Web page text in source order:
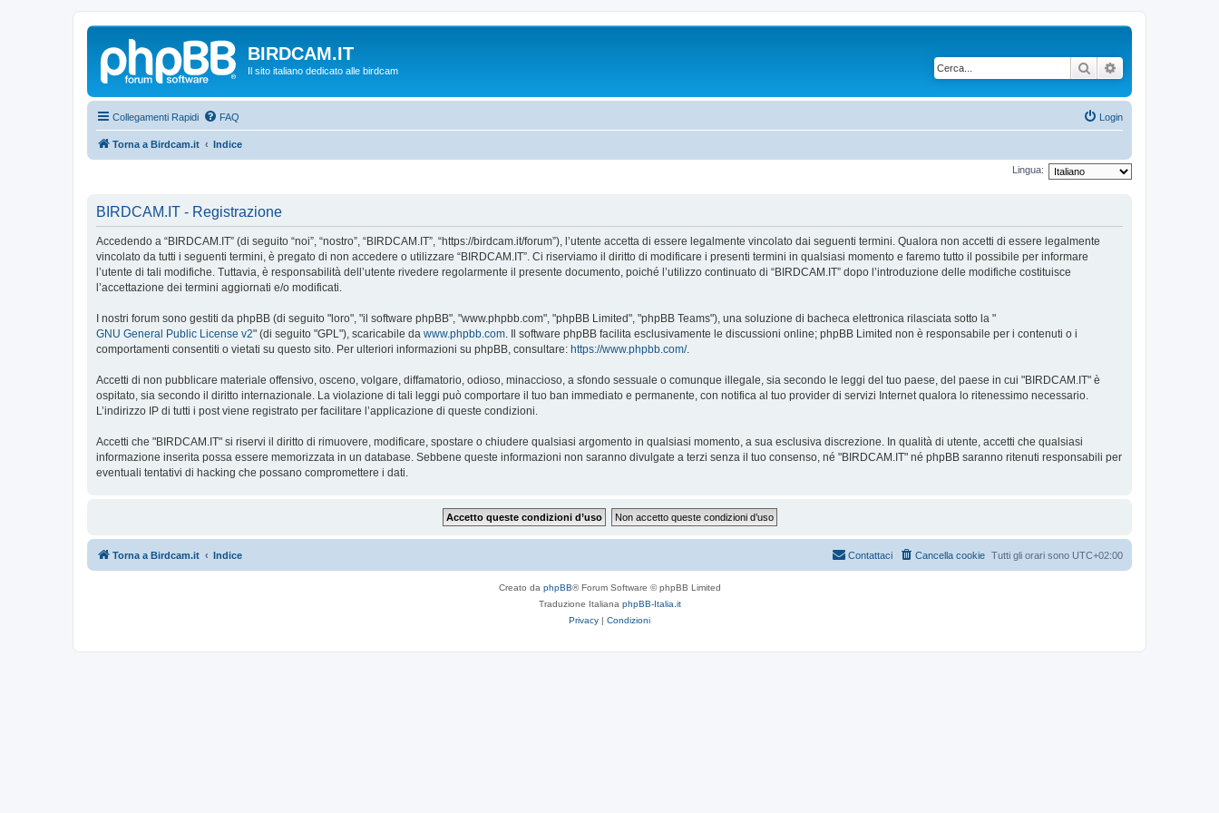
BIRDCAM.IT
Il sito italiano dedicato alle birdcam Cerca
Collegamenti Rapidi FAQ Login
Torna a Birdcam.it Indice
Lingua:
BIRDCAM.IT - Registrazione
Accedendo a “BIRDCAM.IT” (di seguito “noi”, “nostro”, “BIRDCAM.IT”, “https://birdcam.it/forum”), l’utente accetta di essere legalmente vincolato dai seguenti termini. Qualora non accetti di essere legalmente
vincolato da tutti i seguenti termini, è pregato di non accedere o utilizzare “BIRDCAM.IT”. Ci riserviamo il diritto di modificare i presenti termini in qualsiasi momento e faremo tutto il possibile per informare
l’utente di tali modifiche. Tuttavia, è responsabilità dell’utente rivedere regolarmente il presente documento, poiché l’utilizzo continuato di “BIRDCAM.IT” dopo l’introduzione delle modifiche costituisce
l’accettazione dei termini aggiornati e/o modificati.
I nostri forum sono gestiti da phpBB (di seguito "loro", "il software phpBB", "www.phpbb.com", "phpBB Limited", "phpBB Teams"), una soluzione di bacheca elettronica rilasciata sotto la "
GNU General Public License v2" (di seguito "GPL"), scaricabile da www.phpbb.com. Il software phpBB facilita esclusivamente le discussioni online; phpBB Limited non è responsabile per i contenuti o i
comportamenti consentiti o vietati su questo sito. Per ulteriori informazioni su phpBB, consultare: https://www.phpbb.com/.
Accetti di non pubblicare materiale offensivo, osceno, volgare, diffamatorio, odioso, minaccioso, a sfondo sessuale o comunque illegale, sia secondo le leggi del tuo paese, del paese in cui "BIRDCAM.IT" è
ospitato, sia secondo il diritto internazionale. La violazione di tali leggi può comportare il tuo ban immediato e permanente, con notifica al tuo provider di servizi Internet qualora lo ritenessimo necessario.
L’indirizzo IP di tutti i post viene registrato per facilitare l’applicazione di queste condizioni.
Accetti che "BIRDCAM.IT" si riservi il diritto di rimuovere, modificare, spostare o chiudere qualsiasi argomento in qualsiasi momento, a sua esclusiva discrezione. In qualità di utente, accetti che qualsiasi
informazione inserita possa essere memorizzata in un database. Sebbene queste informazioni non saranno divulgate a terzi senza il tuo consenso, né "BIRDCAM.IT" né phpBB saranno ritenuti responsabili per
eventuali tentativi di hacking che possano compromettere i dati.
Torna a Birdcam.it Indice Tutti gli orari sono UTC+02:00
Cancella cookie
Contattaci
Creato da phpBB® Forum Software © phpBB Limited
Traduzione Italiana phpBB-Italia.it
Privacy | Condizioni